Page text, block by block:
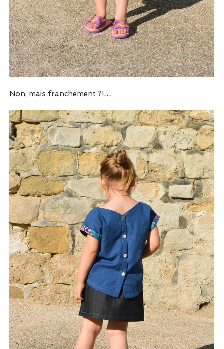
Non, mais franchement ?!…